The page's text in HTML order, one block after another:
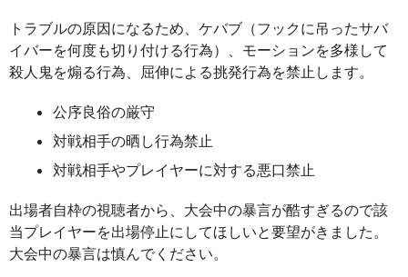
トラブルの原因になるため、ケバブ（フックに吊ったサバ
イバーを何度も切り付ける行為）、モーションを多様して
殺人鬼を煽る行為、屈伸による挑発行為を禁止します。
公序良俗の厳守
対戦相手の晒し行為禁止
対戦相手やプレイヤーに対する悪口禁止
出場者自枠の視聴者から、大会中の暴言が酷すぎるので該
当プレイヤーを出場停止にしてほしいと要望がきました。
大会中の暴言は慎んでください。